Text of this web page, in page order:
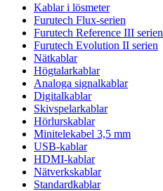
Kablar i lösmeter
Furutech Flux-serien
Furutech Reference III serien
Furutech Evolution II serien
Nätkablar
Högtalarkablar
Analoga signalkablar
Digitalkablar
Skivspelarkablar
Hörlurskablar
Minitelekabel 3,5 mm
USB-kablar
HDMI-kablar
Nätverkskablar
Standardkablar